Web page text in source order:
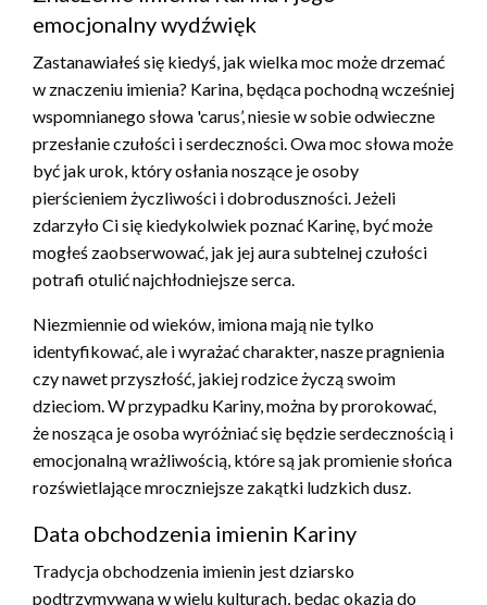
emocjonalny wydźwięk
Zastanawiałeś się kiedyś, jak wielka moc może drzemać
w znaczeniu imienia? Karina, będąca pochodną wcześniej
wspomnianego słowa 'carus’, niesie w sobie odwieczne
przesłanie czułości i serdeczności. Owa moc słowa może
być jak urok, który osłania noszące je osoby
pierścieniem życzliwości i dobroduszności. Jeżeli
zdarzyło Ci się kiedykolwiek poznać Karinę, być może
mogłeś zaobserwować, jak jej aura subtelnej czułości
potrafi otulić najchłodniejsze serca.
Niezmiennie od wieków, imiona mają nie tylko
identyfikować, ale i wyrażać charakter, nasze pragnienia
czy nawet przyszłość, jakiej rodzice życzą swoim
dzieciom. W przypadku Kariny, można by prorokować,
że nosząca je osoba wyróżniać się będzie serdecznością i
emocjonalną wrażliwością, które są jak promienie słońca
rozświetlające mroczniejsze zakątki ludzkich dusz.
Data obchodzenia imienin Kariny
Tradycja obchodzenia imienin jest dziarsko
podtrzymywana w wielu kulturach, będąc okazją do